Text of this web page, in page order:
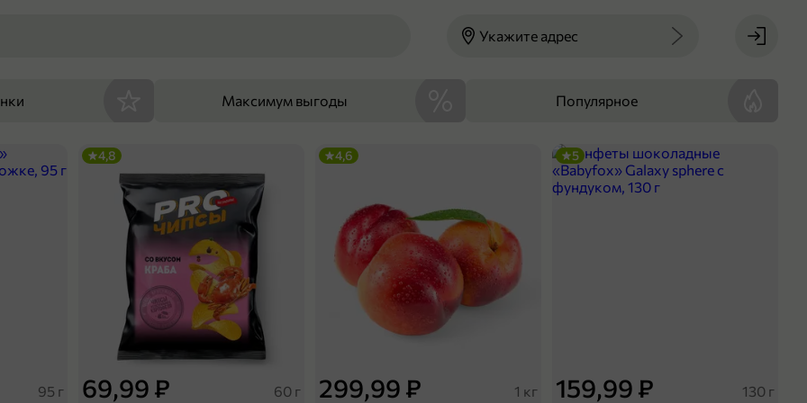
Укажите адрес
Максимум выгоды Популярное
95 г 69,99 ₽ 60 г
4,8
299,99 ₽ 1 кг
4,6
159,99 ₽ 130 г
5